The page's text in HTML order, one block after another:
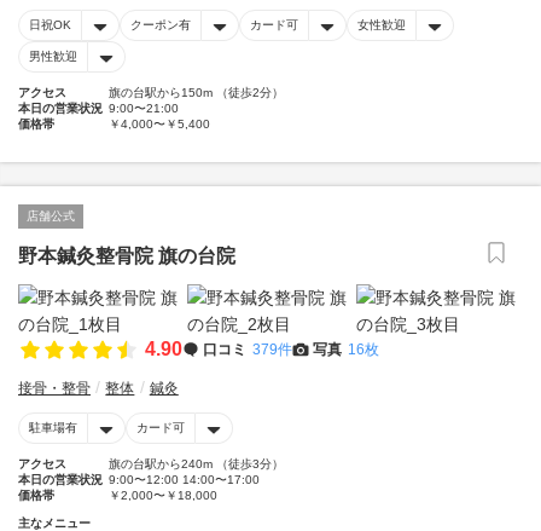
日祝OK クーポン有 カード可 女性歓迎
男性歓迎
アクセス
旗の台駅から150m （徒歩2分）
本日の営業状況 9:00〜21:00
価格帯
￥4,000〜￥5,400
店舗公式
野本鍼灸整骨院 旗の台院
4.90 口コミ 379件 写真 16枚
接骨・整骨 整体 鍼灸
駐車場有 カード可
アクセス
旗の台駅から240m （徒歩3分）
本日の営業状況 9:00〜12:00 14:00〜17:00
価格帯
￥2,000〜￥18,000
主なメニュー